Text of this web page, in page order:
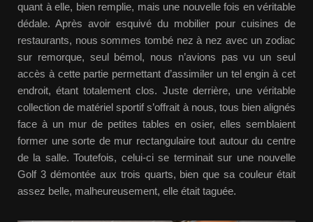
quant à elle, bien remplie, mais une nouvelle fois en véritable
dédale. Après avoir esquivé du mobilier pour cuisines de
restaurants, nous sommes tombé nez à nez avec un zodiac
sur remorque, seul bémol, nous n’avions pas vu un seul
accès à cette partie permettant d’assimiler un tel engin à cet
endroit, étant totalement clos. Juste derrière, une véritable
collection de matériel sportif s’offrait à nous, tous bien alignés
face à un mur de petites tables en osier, elles semblaient
former une sorte de mur rectangulaire tout autour du centre
de la salle. Toutefois, celui-ci se terminait sur une nouvelle
Golf 3 démontée aux trois quarts, bien que sa couleur était
assez belle, malheureusement, elle était taguée.